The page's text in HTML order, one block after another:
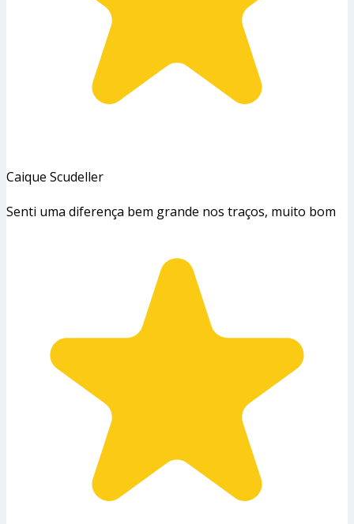
Caique Scudeller
Senti uma diferença bem grande nos traços, muito bom